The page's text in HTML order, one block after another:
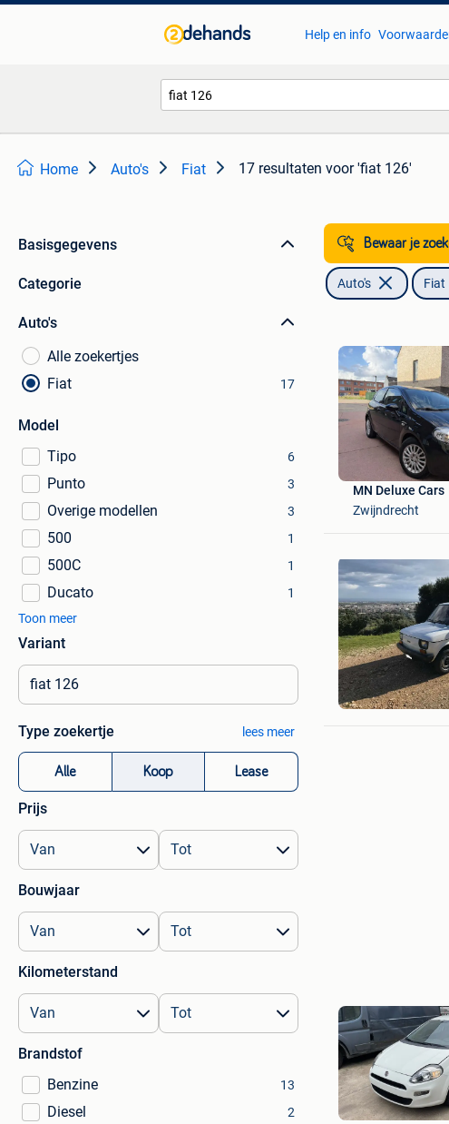
Help en info
Home Auto's Fiat 17 resultaten voor 'fiat 126'
Basisgegevens
Categorie
Auto's
Alle zoekertjes
Fiat
17
Model
Tipo
6
Punto 3
Overige modellen 3
500 1
500C 1
Ducato
1
Toon meer
Variant
Type zoekertje lees meer
Alle Koop Lease
Prijs
Bouwjaar
Kilometerstand
Brandstof
Benzine
13
Diesel 2
Bewaar je
Auto's Fiat
MN Deluxe Cars
Zwijndrecht
pakos
Fasano